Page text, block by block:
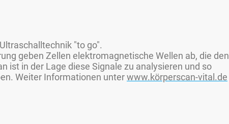
"to go".
geben Zellen elektromagnetische Wellen ab, die den
ist in der Lage diese Signale zu analysieren und so
Weiter Informationen unterwww.körperscan-vital.de